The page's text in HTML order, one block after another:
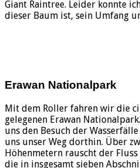
Giant Raintree. Leider konnte
dieser Baum ist, sein Umfang
Erawan Nationalpark
Mit dem Roller fahren wir die
gelegenen Erawan
uns den Besuch der
uns unser Weg dorthin. Über
Höhenmetern rauscht der
die in insgesamt sieben